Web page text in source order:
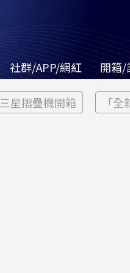
社群/APP/網紅 開箱/
三星摺疊機開箱 「